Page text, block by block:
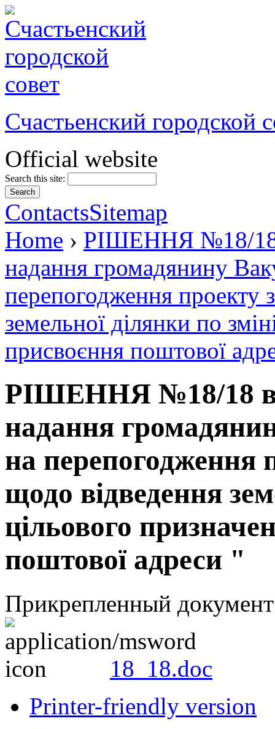
Счастьенский городской
Official website
Search this site:
ContactsSitemap
Home › РІШЕННЯ №18/18
надання громадянину
перепогодження проекту
земельної ділянки по
присвоєння поштової
РІШЕННЯ №18/18
надання
на перепогодження
щодо відведення
цільового
поштової адреси "
Прикрепленный
18_18.doc
Printer-friendly version